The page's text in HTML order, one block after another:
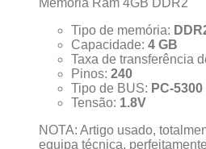
Tipo de memória:
Capacidade: 4 GB
Taxa de transferência
Pinos: 240
Tipo de BUS: PC-5300
Tensão: 1.8V
NOTA: Artigo usado,
equipa técnica,